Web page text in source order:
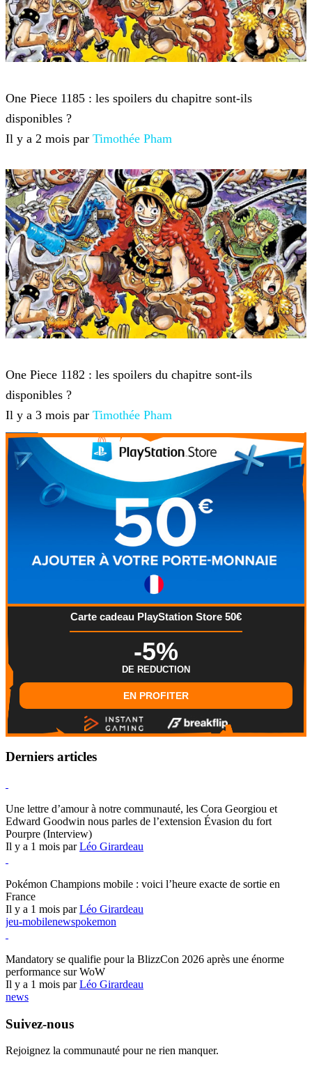
One Piece 1185 : les spoilers du chapitre sont-ils
disponibles ?
Il y a 2 mois par Timothée Pham
One Piece 1182 : les spoilers du chapitre sont-ils
disponibles ?
Il y a 3 mois par Timothée Pham
Carte cadeau PlayStation Store 50€
-5%
DE REDUCTION
EN PROFITER
Derniers articles
Une lettre d’amour à notre communauté, les Cora Georgiou et
Edward Goodwin nous parles de l’extension Évasion du fort
Pourpre (Interview)
Il y a 1 mois parLéo Girardeau
Pokémon Champions mobile : voici l’heure exacte de sortie en
France
Il y a 1 mois parLéo Girardeau
jeu-mobilenewspokemon
Mandatory se qualifie pour la BlizzCon 2026 après une énorme
performance sur WoW
Il y a 1 mois parLéo Girardeau
news
Suivez-nous
Rejoignez la communauté pour ne rien manquer.